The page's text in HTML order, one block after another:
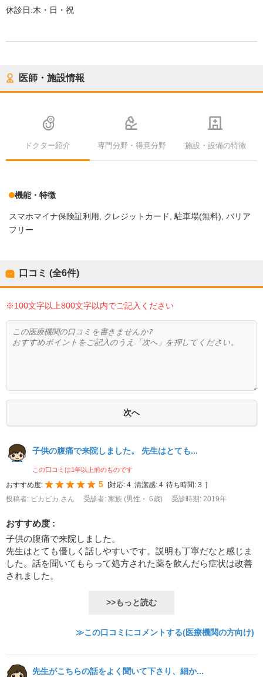
休診日:木・日・祝
医師・施設情報
ドクター紹介 専門分野・得意分野 施設・設備の特徴
機能・特徴
スマホマイナ保険証利用 クレジットカード 駐車場(無料) バリア
フリー
口コミ (全6件)
※100文字以上800文字以内でご記入ください
子供の腹痛で来院しました。 先生はとても...
この口コミは1年以上前のものです
おすすめ度: 5 対応: 4 清潔感: 4 待ち時間: 3
投稿者: ピカピカ さん
受診者: 家族 (男性・ 6歳) 受診時期: 2019年
おすすめ度 :
子供の腹痛で来院しました。
先生はとても優しく話しやすいです。説明も丁寧だなと感じま
した。話を聞いてもらって処方された薬を飲んだら症状は改善
されました。
>>もっと読む
≫この口コミにコメントする(医療機関の方向け)
先生がこちらの話をよく聞いて下さり、細か...